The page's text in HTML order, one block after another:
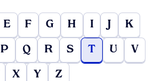
E F G H I J K
P Q R S T U V
X Y Z